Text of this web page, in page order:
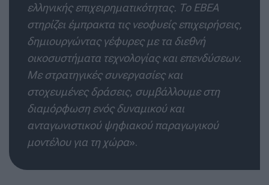
ελληνικής επιχειρηματικότητας. Το ΕΒΕΑ
στηρίζει έμπρακτα τις νεοφυείς επιχειρήσεις,
δημιουργώντας γέφυρες με τα διεθνή
οικοσυστήματα τεχνολογίας και επενδύσεων.
Με στρατηγικές συνεργασίες και
στοχευμένες δράσεις, συμβάλλουμε στη
διαμόρφωση ενός δυναμικού και
ανταγωνιστικού ψηφιακού παραγωγικού
μοντέλου για τη χώρα».